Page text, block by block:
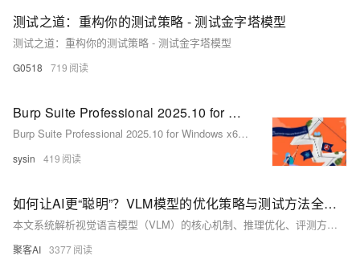
测试之道：重构你的测试策略 - 测试金字塔模型
测试之道：重构你的测试策略 - 测试金字塔模型
G0518 719
Burp Suite Professional 2025.10 for Windows x64 - 领先的 Web 渗透测试软件
Burp Suite Professional 2025.10 for Windows x64 - 领先的 Web 渗透测试软件
sysin 419
如何让AI更“聪明”？VLM模型的优化策略与测试方法全解析​
本文系统解析视觉语言模型（VLM）的核心机制、推理优化、评测方法与挑战。涵盖多模态对齐、KV Cache优化、性能测试及主流基准，助你全面掌握VLM技术前沿。建议点赞收藏，深入学习。
聚客AI 3377